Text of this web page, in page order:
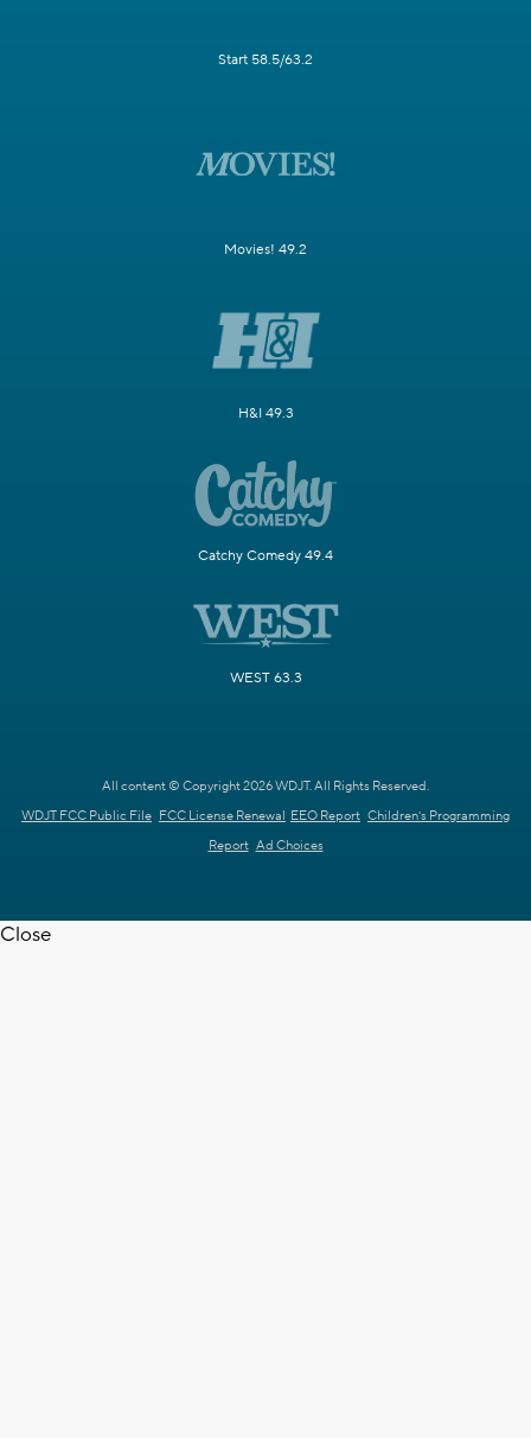
Start 58.5/63.2
Movies! 49.2
H&I 49.3
Catchy Comedy 49.4
WEST 63.3
All content © Copyright 2026 WDJT. All Rights Reserved.
WDJT FCC Public File FCC License Renewal EEO Report Children's Programming
Report Ad Choices
Close